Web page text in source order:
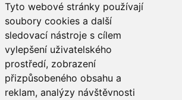
Tyto webové stránky používají
soubory cookies a další
sledovací nástroje s cílem
vylepšení uživatelského
prostředí, zobrazení
přizpůsobeného obsahu a
reklam, analýzy návštěvnosti